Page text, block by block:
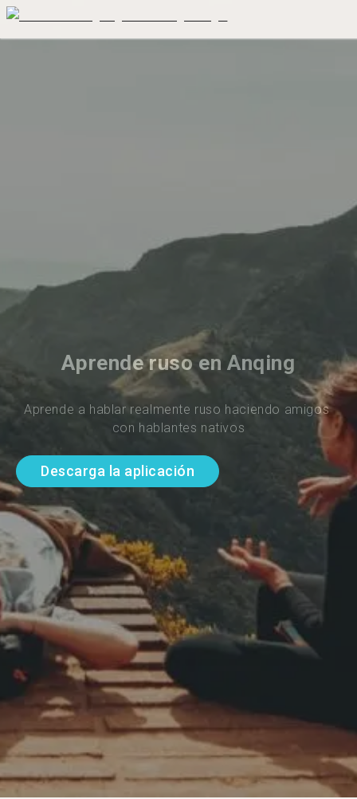
Aprende ruso en Anqing
Aprende a hablar realmente ruso haciendo amigos
con hablantes nativos
Descarga la aplicación